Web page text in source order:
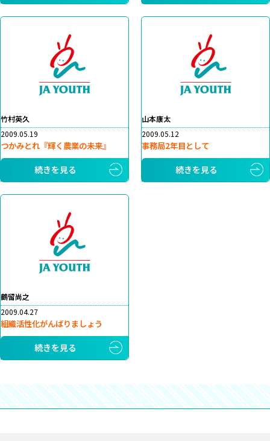
竹村英久
2009.05.19
つかみとれ『輝く農業の未来』
続きを見る
山本康太
2009.05.12
事務局2年目として
続きを見る
鶴留尚之
2009.04.27
組織活性化がんばりましょう
続きを見る